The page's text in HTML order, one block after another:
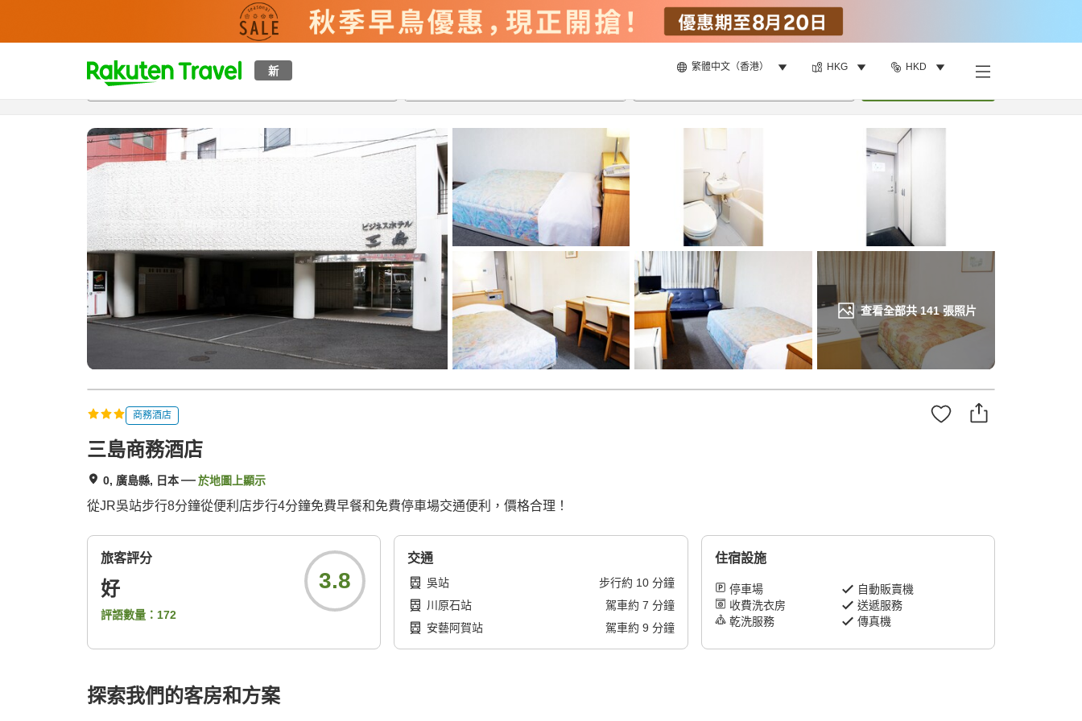
新 繁體中文（香港） HKG HKD
t
p
a
e
a
r
c
h
查看全部共141張照片
概覽房間及住宿方案 評價設施
商務酒店
三島商務酒店
0, 廣島縣, 日本 於地圖上顯示
從JR吳站步行8分鐘從便利店步行4分鐘免費早餐和免費停車場交通便利，價格合理！
旅客評分
好
評語數量： 172
3.8
交通
吳站 步行約 10分鐘
川原石站
駕車約 7 分鐘
安藝阿賀站
駕車約 9 分鐘
住宿設施
停車場
自動販賣機
收費洗衣房
送遞服務
乾洗服務
傳真機
探索我們的客房和方案